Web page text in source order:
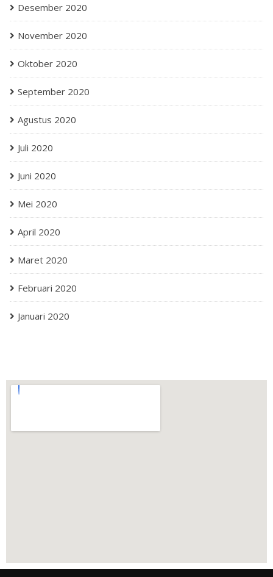
Desember 2020
November 2020
Oktober 2020
September 2020
Agustus 2020
Juli 2020
Juni 2020
Mei 2020
April 2020
Maret 2020
Februari 2020
Januari 2020